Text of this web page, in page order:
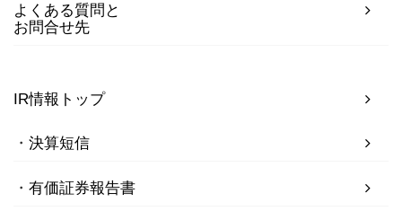
よくある質問と
お問合せ先
IR情報トップ
決算短信
有価証券報告書